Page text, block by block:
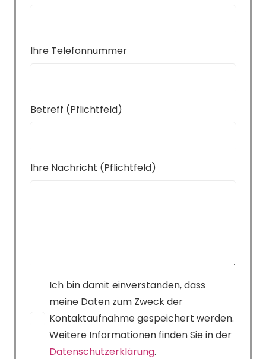
Ihre Telefonnummer
Betreff (Pflichtfeld)
Ihre Nachricht (Pflichtfeld)
Ich bin damit einverstanden, dass
meine Daten zum Zweck der
Kontaktaufnahme gespeichert werden.
Weitere Informationen finden Sie in der
Datenschutzerklärung.